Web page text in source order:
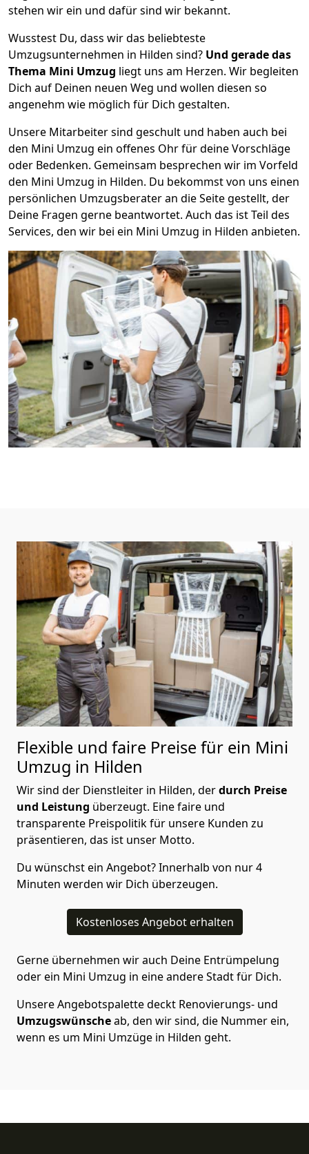
stehen wir ein und dafür sind wir bekannt.
Wusstest Du, dass wir das beliebteste
Umzugsunternehmen in Hilden sind? Und gerade das
Thema Mini Umzug liegt uns am Herzen. Wir begleiten
Dich auf Deinen neuen Weg und wollen diesen so
angenehm wie möglich für Dich gestalten.
Unsere Mitarbeiter sind geschult und haben auch bei
den Mini Umzug ein offenes Ohr für deine Vorschläge
oder Bedenken. Gemeinsam besprechen wir im Vorfeld
den Mini Umzug in Hilden. Du bekommst von uns einen
persönlichen Umzugsberater an die Seite gestellt, der
Deine Fragen gerne beantwortet. Auch das ist Teil des
Services, den wir bei ein Mini Umzug in Hilden anbieten.
Flexible und faire Preise für ein Mini
Umzug in Hilden
Wir sind der Dienstleiter in Hilden, derdurch Preise
und Leistung überzeugt. Eine faire und
transparente Preispolitik für unsere Kunden zu
präsentieren, das ist unser Motto.
Du wünschst ein Angebot? Innerhalb von nur 4
Minuten werden wir Dich überzeugen.
Kostenloses Angebot erhalten
Gerne übernehmen wir auch Deine Entrümpelung
oder ein Mini Umzug in eine andere Stadt für Dich.
Unsere Angebotspalette deckt Renovierungs- und
Umzugswünscheab, den wir sind, die Nummer ein,
wenn es um Mini Umzüge in Hilden geht.